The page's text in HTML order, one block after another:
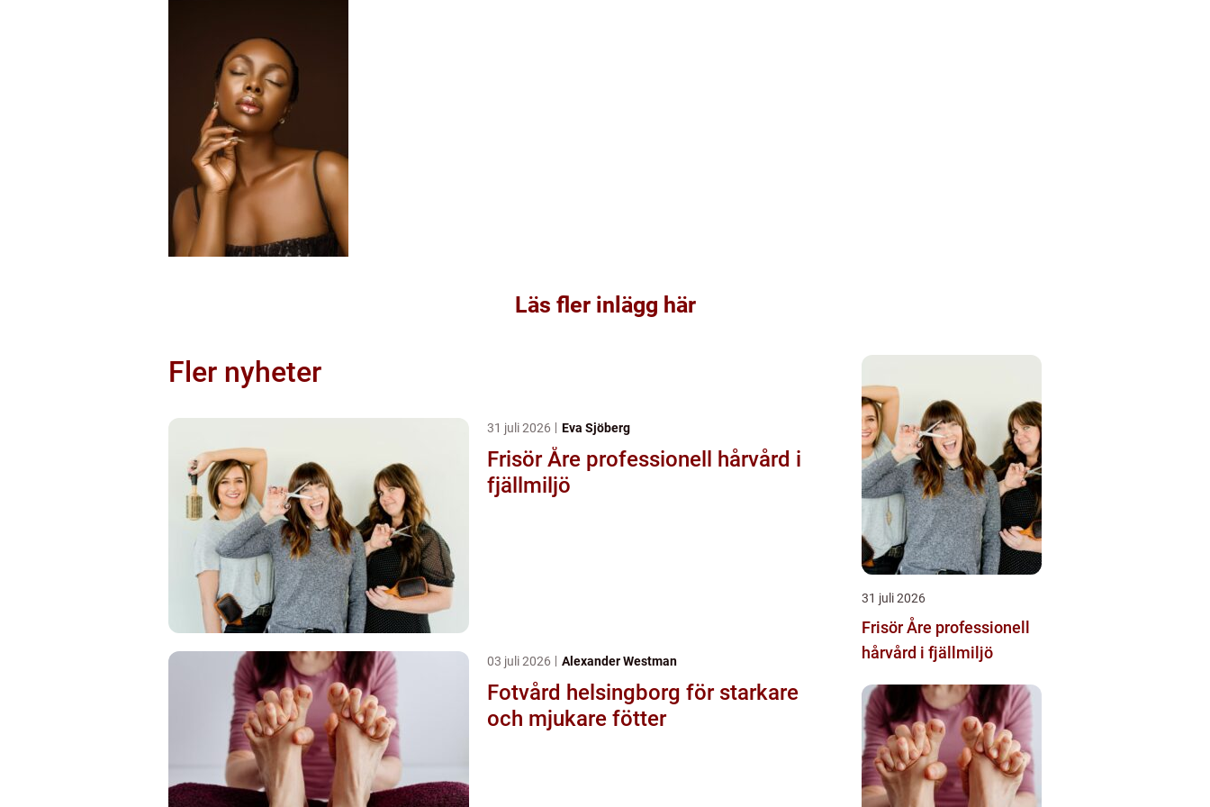
Läs fler inlägg här
Fler nyheter
31 juli 2026 Eva Sjöberg
Frisör Åre professionell hårvård i
fjällmiljö
03 juli 2026 Alexander Westman
Fotvård helsingborg för starkare
och mjukare fötter
31 juli 2026
Frisör Åre professionell
hårvård i fjällmiljö